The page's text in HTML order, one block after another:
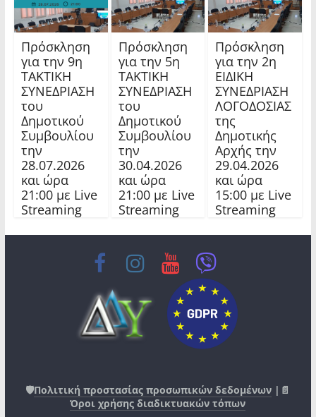
Πρόσκληση
για την 9η
ΤΑΚΤΙΚΗ
ΣΥΝΕΔΡΙΑΣΗ
του
Δημοτικού
Συμβουλίου
την
28.07.2026
και ώρα
21:00 με Live
Streaming
Πρόσκληση
για την 5η
ΤΑΚΤΙΚΗ
ΣΥΝΕΔΡΙΑΣΗ
του
Δημοτικού
Συμβουλίου
την
30.04.2026
και ώρα
21:00 με Live
Streaming
Πρόσκληση
για την 2η
ΕΙΔΙΚΗ
ΣΥΝΕΔΡΙΑΣΗ
ΛΟΓΟΔΟΣΙΑΣ
της
Δημοτικής
Αρχής την
29.04.2026
και ώρα
15:00 με Live
Streaming
🛡️Πολιτική προστασίας προσωπικών δεδομένων |📄
Όροι χρήσης διαδικτυακών τόπων